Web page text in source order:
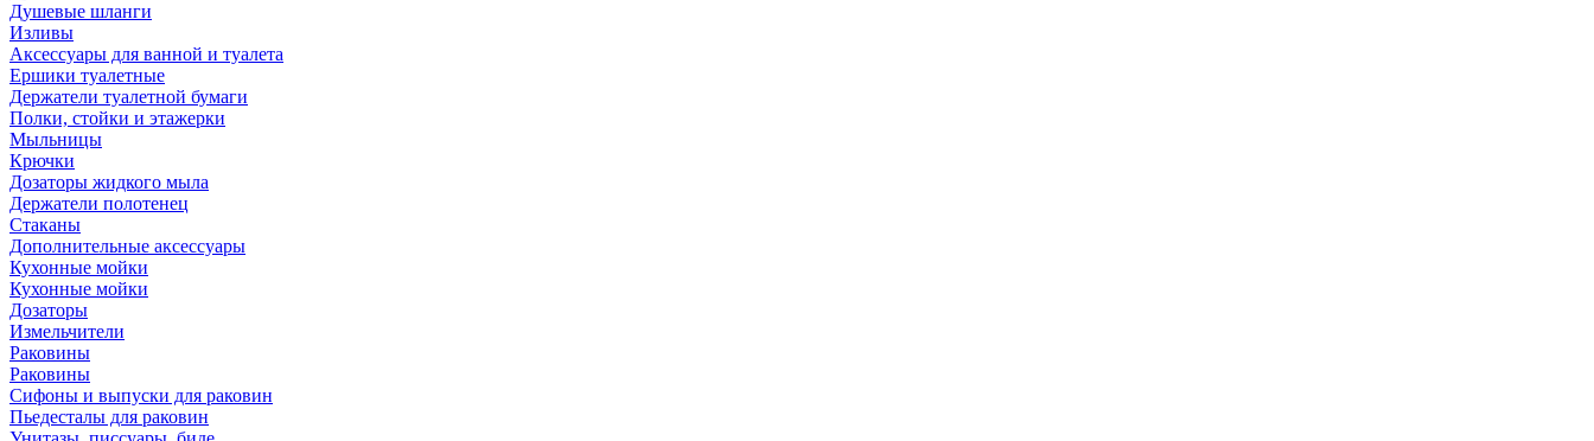
Душевые шланги
Изливы
Аксессуары для ванной и туалета
Ершики туалетные
Держатели туалетной бумаги
Полки, стойки и этажерки
Мыльницы
Крючки
Дозаторы жидкого мыла
Держатели полотенец
Стаканы
Дополнительные аксессуары
Кухонные мойки
Кухонные мойки
Дозаторы
Измельчители
Раковины
Раковины
Сифоны и выпуски для раковин
Пьедесталы для раковин